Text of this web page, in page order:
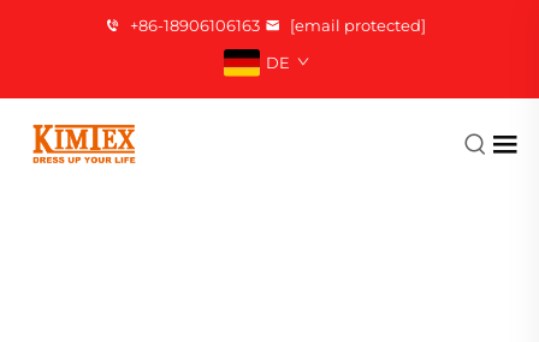
+86-18906106163
[email protected]
DE